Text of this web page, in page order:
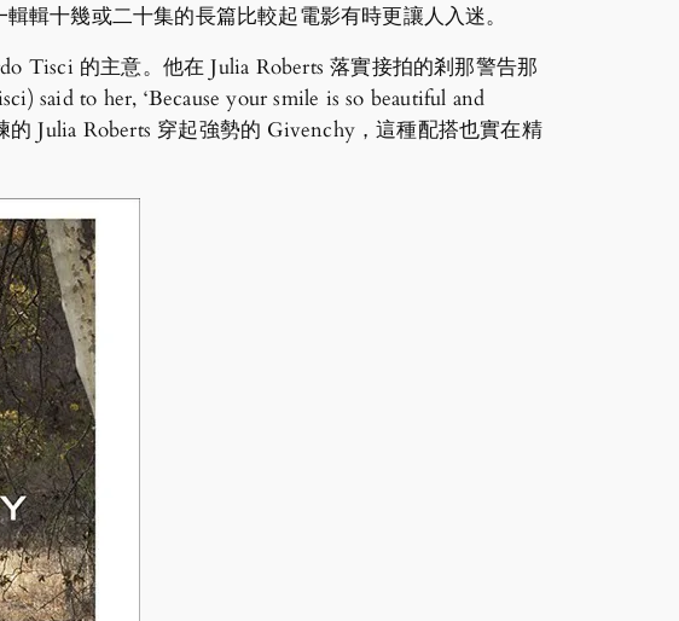
輯十幾或二十集的長篇比較起電影有時更讓人入迷。
Tisci 的主意。他在 Julia Roberts 落實接拍的剎那警告那
said to her, ‘Because your smile is so beautiful and
Julia Roberts 穿起強勢的 Givenchy，這種配搭也實在精